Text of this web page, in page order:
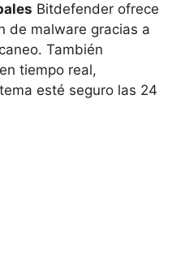
Bitdefender ofrece
de malware gracias a
También
tiempo real,
esté seguro las 24